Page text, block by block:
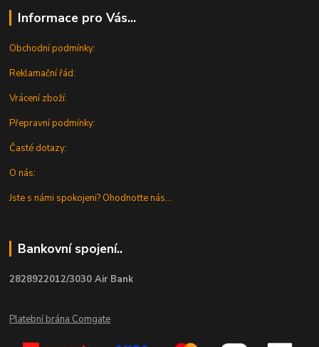
Informace pro Vás...
Obchodní podmínky:
Reklamační řád:
Vrácení zboží:
Přepravní podmínky:
Časté dotazy:
O nás:
Jste s námi spokojeni? Ohodnoťte nás...
Bankovní spojení..
2828922012/3030 Air Bank
Platební brána Comgate